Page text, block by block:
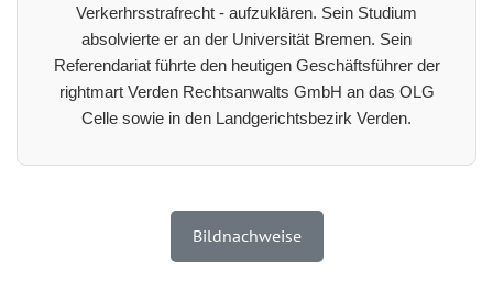
Verkerhrsstrafrecht - aufzuklären. Sein Studium
absolvierte er an der Universität Bremen. Sein
Referendariat führte den heutigen Geschäftsführer der
rightmart Verden Rechtsanwalts GmbH an das OLG
Celle sowie in den Landgerichtsbezirk Verden.
Bildnachweise